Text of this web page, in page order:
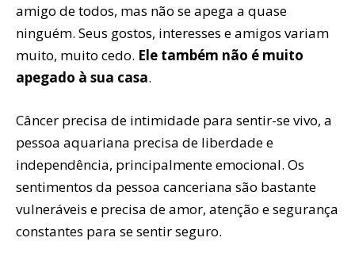
amigo de todos, mas não se apega a quase
ninguém. Seus gostos, interesses e amigos variam
muito, muito cedo. Ele também não é muito
apegado à sua casa.
Câncer precisa de intimidade para sentir-se vivo, a
pessoa aquariana precisa de liberdade e
independência, principalmente emocional. Os
sentimentos da pessoa canceriana são bastante
vulneráveis e precisa de amor, atenção e segurança
constantes para se sentir seguro.